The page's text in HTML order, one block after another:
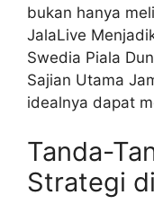
bukan hanya
JalaLive
Swedia Piala
Sajian Utama
idealnya dapat
Tanda-
Strategi